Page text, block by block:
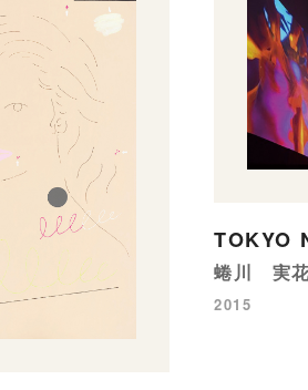
TOKYO
蜷川 実
2015